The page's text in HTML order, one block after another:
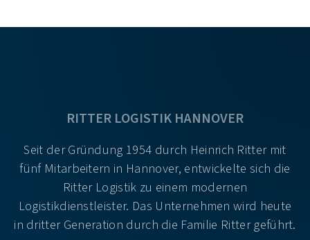
RITTER LOGISTIK HANNOVER
Seit der Gründung 1954 durch Heinrich Ritter mit
fünf Mitarbeitern in Hannover, entwickelte sich die
Ritter Logistik zu einem modernen
Logistikdienstleister. Das Unternehmen wird heute
in dritter Generation durch die Familie Ritter geführt.